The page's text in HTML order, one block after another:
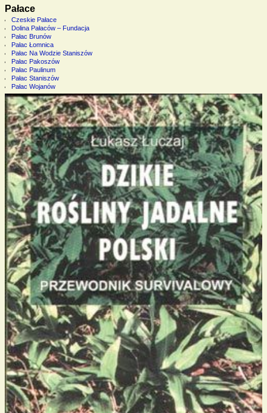
Pałace
Czeskie Pałace
Dolina Pałaców – Fundacja
Pałac Brunów
Pałac Łomnica
Pałac Na Wodzie Staniszów
Pałac Pakoszów
Pałac Paulinum
Pałac Staniszów
Pałac Wojanów